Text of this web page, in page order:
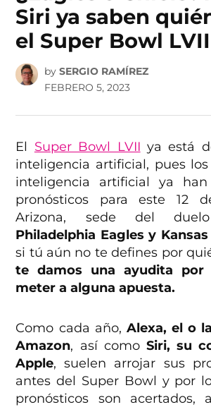
Siri ya saben
el Super Bowl LVII
by SERGIO RAMÍREZ
FEBRERO 5, 2023
El Super Bowl LVII ya está
inteligencia artificial, pues
inteligencia artificial ya
pronósticos para este 12
Arizona, sede del
Philadelphia Eagles y
si tú aún no te defines por
te damos una ayudita por
meter a alguna apuesta.
Como cada año, Alexa, el o
Amazon, así como Siri, su
Apple, suelen arrojar sus
antes del Super Bowl y por
pronósticos son acertados,